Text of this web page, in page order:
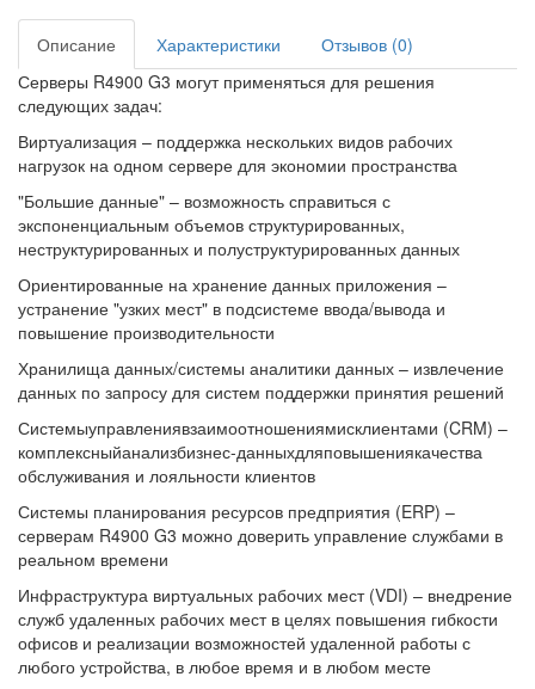
Описание Характеристики
Отзывов (0)
Серверы R4900 G3 могут применяться для решения
следующих задач:
Виртуализация – поддержка нескольких видов рабочих
нагрузок на одном сервере для экономии пространства
"Большие данные" – возможность справиться с
экспоненциальным объемов структурированных,
неструктурированных и полуструктурированных данных
Ориентированные на хранение данных приложения –
устранение "узких мест" в подсистеме ввода/вывода и
повышение производительности
Хранилища данных/системы аналитики данных – извлечение
данных по запросу для систем поддержки принятия решений
Системыуправлениявзаимоотношениямисклиентами (CRM) –
комплексныйанализбизнес-данныхдляповышениякачества
обслуживания и лояльности клиентов
Системы планирования ресурсов предприятия (ERP) –
серверам R4900 G3 можно доверить управление службами в
реальном времени
Инфраструктура виртуальных рабочих мест (VDI) – внедрение
служб удаленных рабочих мест в целях повышения гибкости
офисов и реализации возможностей удаленной работы с
любого устройства, в любое время и в любом месте